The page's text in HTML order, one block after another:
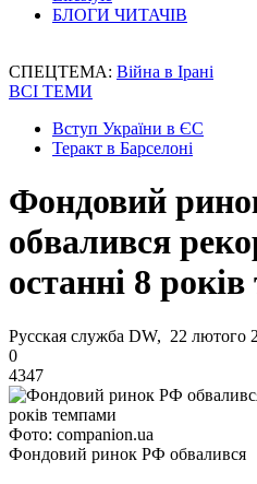
БЛОГИ ЧИТАЧІВ
СПЕЦТЕМА: Війна в Ірані
ВСІ ТЕМИ
Вступ України в ЄС
Теракт в Барселоні
Фондовий
обвалився
останні 8
Русская служба DW, 22 лютого
0
4347
Фото: companion.ua
Фондовий ринок РФ обвалився